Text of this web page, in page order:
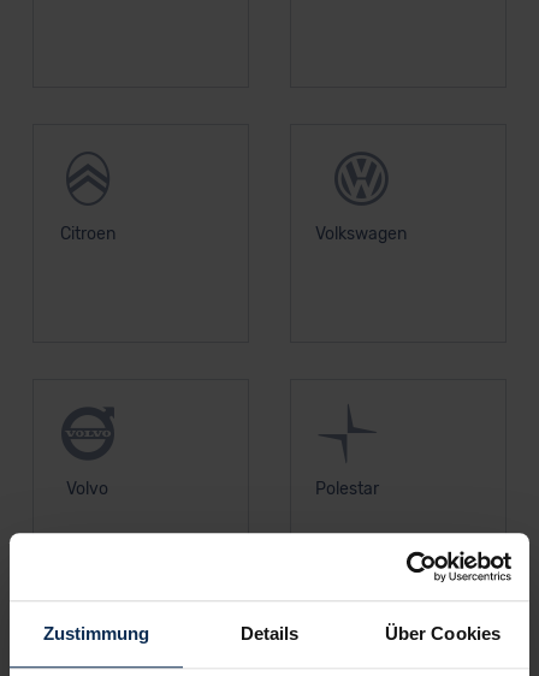
Zustimmung Details Über Cookies
Citroen Volkswagen
Volvo Polestar